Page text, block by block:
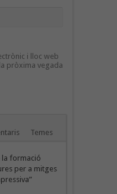
i lloc web
pròxima vegada
Temes
la formació
per a mitges